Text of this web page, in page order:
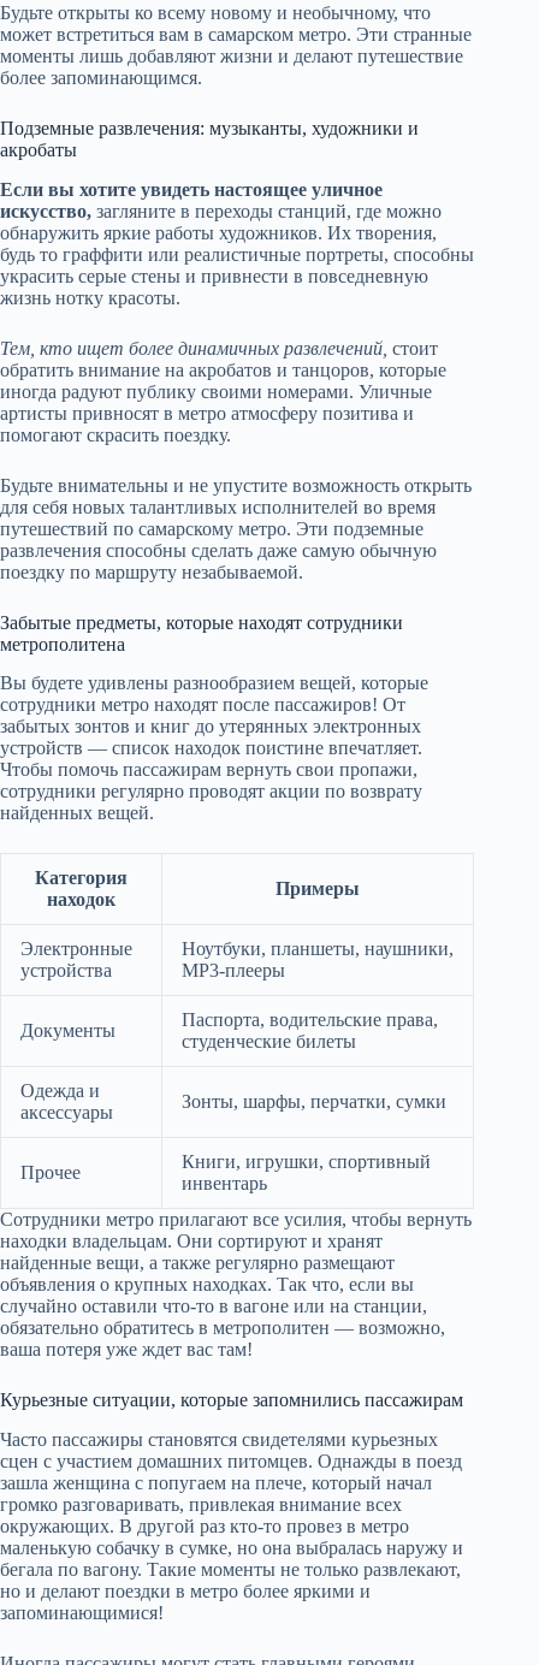
Будьте открыты ко всему новому и необычному, что
может встретиться вам в самарском метро. Эти странные
моменты лишь добавляют жизни и делают путешествие
более запоминающимся.
Подземные развлечения: музыканты, художники и
акробаты
Если вы хотите увидеть настоящее уличное
искусство, загляните в переходы станций, где можно
обнаружить яркие работы художников. Их творения,
будь то граффити или реалистичные портреты, способны
украсить серые стены и привнести в повседневную
жизнь нотку красоты.
Тем, кто ищет более динамичных развлечений, стоит
обратить внимание на акробатов и танцоров, которые
иногда радуют публику своими номерами. Уличные
артисты привносят в метро атмосферу позитива и
помогают скрасить поездку.
Будьте внимательны и не упустите возможность открыть
для себя новых талантливых исполнителей во время
путешествий по самарскому метро. Эти подземные
развлечения способны сделать даже самую обычную
поездку по маршруту незабываемой.
Забытые предметы, которые находят сотрудники
метрополитена
Вы будете удивлены разнообразием вещей, которые
сотрудники метро находят после пассажиров! От
забытых зонтов и книг до утерянных электронных
устройств — список находок поистине впечатляет.
Чтобы помочь пассажирам вернуть свои пропажи,
сотрудники регулярно проводят акции по возврату
найденных вещей.
Категория
находок
Примеры
Электронные
устройства
Ноутбуки, планшеты, наушники,
MP3-плееры
Документы
Паспорта, водительские права,
студенческие билеты
Одежда и
аксессуары
Зонты, шарфы, перчатки, сумки
Прочее
Книги, игрушки, спортивный
инвентарь
Сотрудники метро прилагают все усилия, чтобы вернуть
находки владельцам. Они сортируют и хранят
найденные вещи, а также регулярно размещают
объявления о крупных находках. Так что, если вы
случайно оставили что-то в вагоне или на станции,
обязательно обратитесь в метрополитен — возможно,
ваша потеря уже ждет вас там!
Курьезные ситуации, которые запомнились пассажирам
Часто пассажиры становятся свидетелями курьезных
сцен с участием домашних питомцев. Однажды в поезд
зашла женщина с попугаем на плече, который начал
громко разговаривать, привлекая внимание всех
окружающих. В другой раз кто-то провез в метро
маленькую собачку в сумке, но она выбралась наружу и
бегала по вагону. Такие моменты не только развлекают,
но и делают поездки в метро более яркими и
запоминающимися!